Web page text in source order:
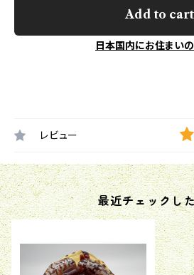
Add to cart
日本国内にお住まい
レビュー
最近チェックし